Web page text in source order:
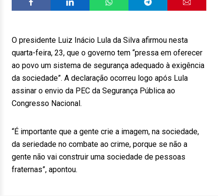
O presidente Luiz Inácio Lula da Silva afirmou nesta
quarta-feira, 23, que o governo tem “pressa em oferecer
ao povo um sistema de segurança adequado à exigência
da sociedade”. A declaração ocorreu logo após Lula
assinar o envio da PEC da Segurança Pública ao
Congresso Nacional.
“É importante que a gente crie a imagem, na sociedade,
da seriedade no combate ao crime, porque se não a
gente não vai construir uma sociedade de pessoas
fraternas”, apontou.